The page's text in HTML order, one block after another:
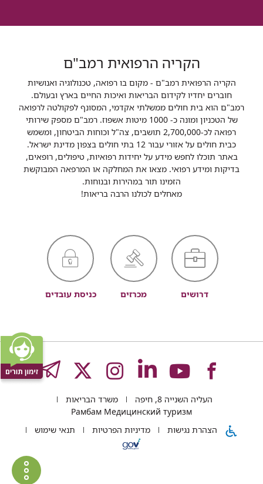
הקריה הרפואית רמב"ם
הקריה הרפואית רמב"ם - מקום בו רפואה, טכנולוגיה ואנושיות
חוברים יחדיו לקידום הבריאות ואיכות החיים בארץ ובעולם.
רמב"ם הוא בית חולים ממשלתי אקדמי, המסונף לפקולטה לרפואה
של הטכניון ומונה כ- 1000 מיטות אשפוז. רמב"ם מספק שירותי
רפואה לכ-2,700,000 תושבים, צה"ל וכוחות הביטחון, ומשמש
כבית חולים על אזורי עבור 12 בתי חולים בצפון מדינת ישראל.
באתר תוכלו לחפש מידע על יחידות רפואיות, טיפולים, רופאים,
בדיקות ומידע רפואי. מצאו את המחלקה או המרפאה המבוקשת
הזמינו תור במהירות ובנוחות.
מאחלים לכולנו הרבה בריאות!
דרושים מכרזים כניסת עובדים
לעמוד
של
לעמוד
של
לעמוד
של
לעמוד
של
רמב"ם
לעמוד
של
רמב"ם
העליה השנייה 8, חיפה
משרד הבריאות
Рамбам Медицинский туризм
הצהרת נגישות
מדיניות הפרטיות תנאי שימוש